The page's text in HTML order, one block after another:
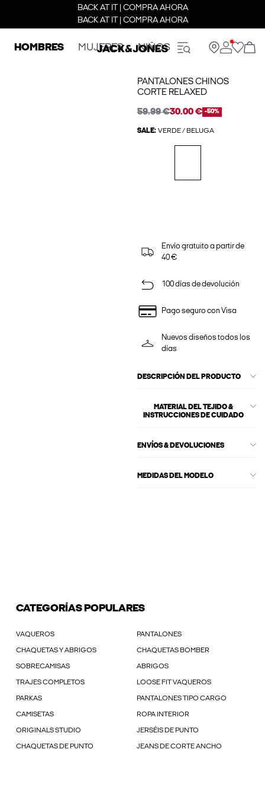
BACK AT IT | COMPRA AHORA
BACK AT IT | COMPRA AHORA
HOMBRES MUJERES NIÑOS
PANTALONES CHINOS
CORTE RELAXED
59.99 €30.00 € -50%
SALE: VERDE / BELUGA
Envío gratuito a partir de
40 €
100 días de devolución
Pago seguro con Visa
Nuevos diseños todos los
días
DESCRIPCIÓN DEL PRODUCTO
MATERIAL DEL TEJIDO &
INSTRUCCIONES DE CUIDADO
ENVÍOS & DEVOLUCIONES
MEDIDAS DEL MODELO
CATEGORÍAS POPULARES
VAQUEROS PANTALONES
CHAQUETAS Y ABRIGOS CHAQUETAS BOMBER
SOBRECAMISAS ABRIGOS
TRAJES COMPLETOS LOOSE FIT VAQUEROS
PARKAS PANTALONES TIPO CARGO
CAMISETAS ROPA INTERIOR
ORIGINALS STUDIO JERSÉIS DE PUNTO
CHAQUETAS DE PUNTO JEANS DE CORTE ANCHO